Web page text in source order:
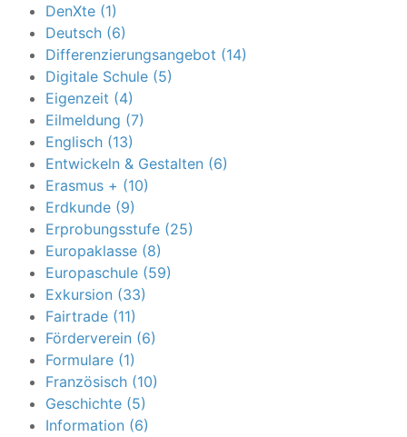
DenXte (1)
Deutsch (6)
Differenzierungsangebot (14)
Digitale Schule (5)
Eigenzeit (4)
Eilmeldung (7)
Englisch (13)
Entwickeln & Gestalten (6)
Erasmus + (10)
Erdkunde (9)
Erprobungsstufe (25)
Europaklasse (8)
Europaschule (59)
Exkursion (33)
Fairtrade (11)
Förderverein (6)
Formulare (1)
Französisch (10)
Geschichte (5)
Information (6)